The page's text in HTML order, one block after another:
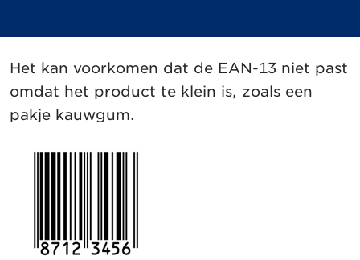
Het kan voorkomen dat de EAN-13 niet past
omdat het product te klein is, zoals een
pakje kauwgum.